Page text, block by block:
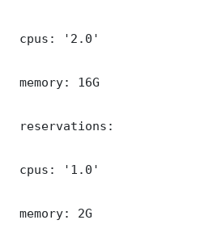
cpus: '2.0'
memory: 16G
reservations:
cpus: '1.0'
memory: 2G